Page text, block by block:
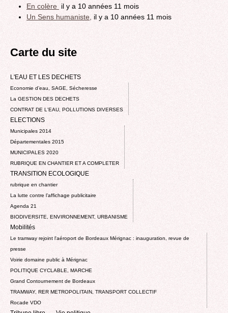
En colère il y a 10 années 11 mois
Un Sens humaniste, il y a 10 années 11 mois
Carte du site
L'EAU ET LES DECHETS
Economie d’eau, SAGE, Sécheresse
La GESTION DES DECHETS
CONTRAT DE L'EAU, POLLUTIONS DIVERSES
ELECTIONS
Municipales 2014
Départementales 2015
MUNICIPALES 2020
RUBRIQUE EN CHANTIER ET A COMPLETER
TRANSITION ECOLOGIQUE
rubrique en chantier
La lutte contre l’affichage publicitaire
Agenda 21
BIODIVERSITE, ENVIRONNEMENT, URBANISME
Mobilités
Le tramway rejoint l'aéroport de Bordeaux Mérignac : inauguration, revue de
presse
Voirie domaine public à Mérignac
POLITIQUE CYCLABLE, MARCHE
Grand Contournement de Bordeaux
TRAMWAY, RER METROPOLITAIN, TRANSPORT COLLECTIF
Rocade VDO